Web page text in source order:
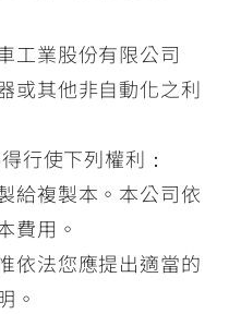
工業股份有限公司
或其他非自動化之利
行使下列權利：
給複製本。本公司依
費用。
依法您應提出適當的
。